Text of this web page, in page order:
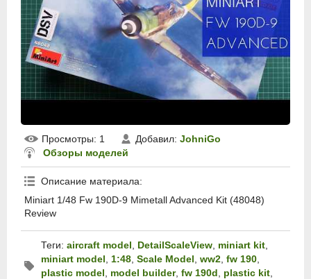
Просмотры: 1 Добавил: JohniGo
Обзоры моделей
Описание материала:
Miniart 1/48 Fw 190D-9 Mimetall Advanced Kit (48048)
Review
Теги: aircraft model DetailScaleView miniart kit
miniart model
1:48 Scale Model ww2 fw 190
plastic model
model builder, fw 190d plastic kit